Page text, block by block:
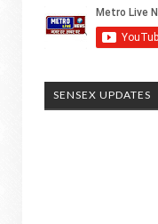
SENSEX UPDATES